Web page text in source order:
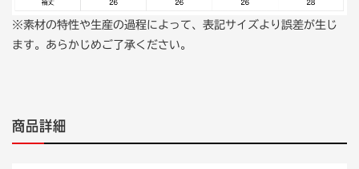
※素材の特性や生産の過程によって、表記サイズより誤差が生じ
ます。あらかじめご了承ください。
商品詳細